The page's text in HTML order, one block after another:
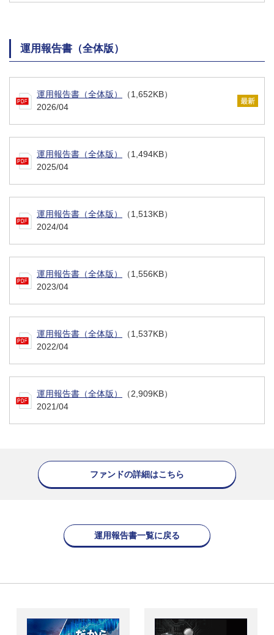
運用報告書（全体版）
運用報告書（全体版）
（1,652KB）
2026/04
運用報告書（全体版）
（1,494KB）
2025/04
運用報告書（全体版）
（1,513KB）
2024/04
運用報告書（全体版）
（1,556KB）
2023/04
運用報告書（全体版）
（1,537KB）
2022/04
運用報告書（全体版）
（2,909KB）
2021/04
ファンドの詳細はこちら
運用報告書一覧に戻る